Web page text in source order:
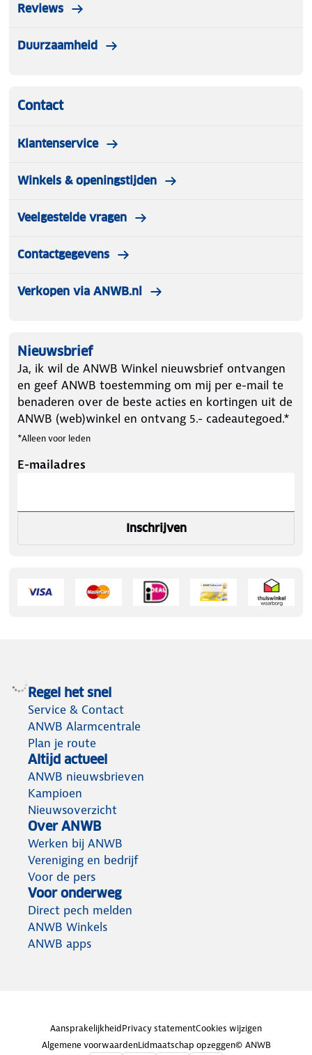
Reviews
Duurzaamheid
Contact
Klantenservice
Winkels & openingstijden
Veelgestelde vragen
Contactgegevens
Verkopen via ANWB.nl
Nieuwsbrief
Ja, ik wil de ANWB Winkel nieuwsbrief ontvangen
en geef ANWB toestemming om mij per e-mail te
benaderen over de beste acties en kortingen uit de
ANWB (web)winkel en ontvang 5.- cadeautegoed.*
*Alleen voor leden
E-mailadres
Inschrijven
Regel het snel
Service & Contact
ANWB Alarmcentrale
Plan je route
Altijd actueel
ANWB nieuwsbrieven
Kampioen
Nieuwsoverzicht
Over ANWB
Werken bij ANWB
Vereniging en bedrijf
Voor de pers
Voor onderweg
Direct pech melden
ANWB Winkels
ANWB apps
AansprakelijkheidPrivacy statementCookies wijzigen
Algemene voorwaardenLidmaatschap opzeggen© ANWB